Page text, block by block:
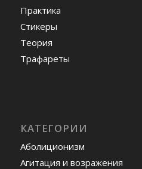
Практика
Стикеры
Теория
Трафареты
КАТЕГОРИИ
Аболиционизм
Агитация и возражения